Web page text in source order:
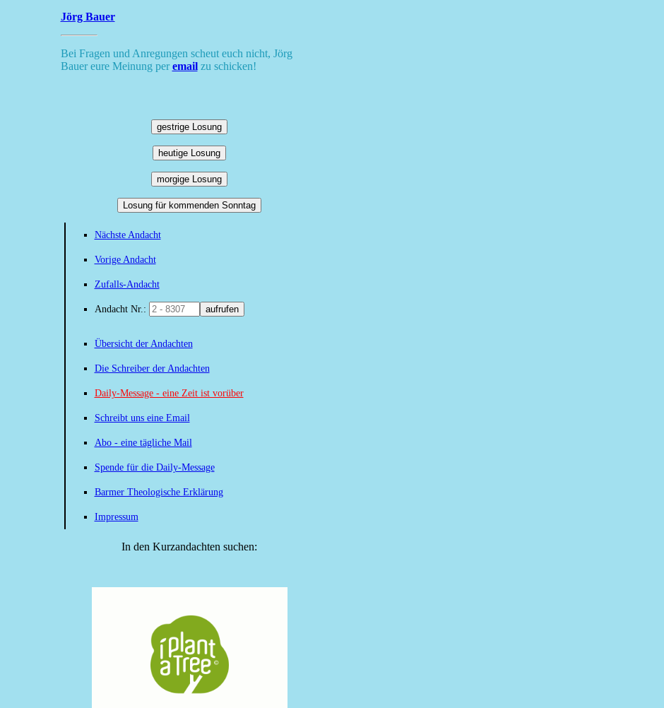
Jörg Bauer
Bei Fragen und Anregungen scheut euch nicht, Jörg
Bauer eure Meinung peremailzu schicken!
gestrige Losung
heutige Losung
morgige Losung
Losung für kommenden Sonntag
Nächste Andacht
Vorige Andacht
Zufalls-Andacht
Andacht Nr.: aufrufen
Übersicht der Andachten
Die Schreiber der Andachten
Daily-Message - eine Zeit ist vorüber
Schreibt uns eine Email
Abo - eine tägliche Mail
Spende für die Daily-Message
Barmer Theologische Erklärung
Impressum
In den Kurzandachten suchen: